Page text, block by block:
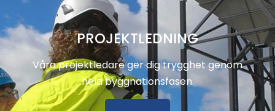
PROJEKTLEDNING
Våra projektledare ger dig trygghet genom
hela byggnationsfasen.